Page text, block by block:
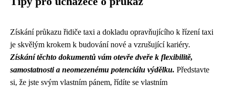
Získání průkazu řidiče taxi a dokladu opravňujícího k řízení taxi
je skvělým krokem k budování nové a vzrušující kariéry.
Získání těchto dokumentů vám otevře dveře k flexibilitě,
samostatnosti a neomezenému potenciálu výdělku. Představte
si, že jste svým vlastním pánem, řídíte se vlastním